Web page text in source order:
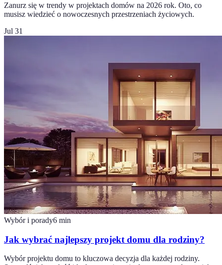
Zanurz się w trendy w projektach domów na 2026 rok. Oto, co
musisz wiedzieć o nowoczesnych przestrzeniach życiowych.
Jul 31
Wybór i porady6 min
Jak wybrać najlepszy projekt domu dla rodziny?
Wybór projektu domu to kluczowa decyzja dla każdej rodziny.